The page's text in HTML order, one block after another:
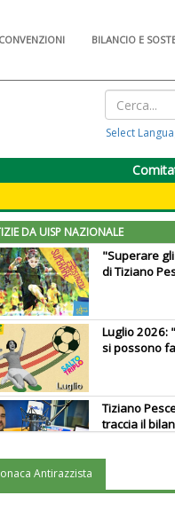
BILANCIO E
Select
DA UISP NAZIONALE
"Superare
di Tiziano
Luglio 2026:
si possono
Tiziano
traccia il
Antirazzista